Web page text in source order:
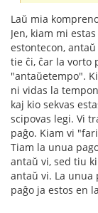
Laŭ mia
Jen, kiam mi
estontecon,
tie ĉi, ĉar la vorto
"antaŭetempo".
ni vidas la
kaj kio sekvas
scipovas legi. Vi
paĝo. Kiam vi
Tiam la unua
antaŭ vi, sed tiu
antaŭ vi. La unua
paĝo ja estos en